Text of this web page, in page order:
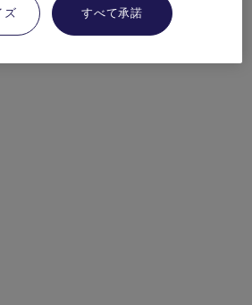
ズ すべて承諾